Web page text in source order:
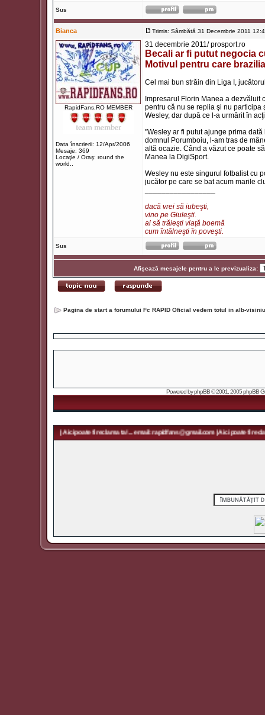
Sus
Bianca Trimis: Sâmbătă 31 Decembrie 2011
RapidFans.RO MEMBER
Data înscrierii: 12/Apr/2006
Mesaje: 369
Locaţie / Oraş: round the
world..
31 decembrie 2011/ prosport.ro
Becali ar fi putut negocia
Motivul pentru care
Cel mai bun străin din Liga I,
Impresarul Florin Manea a dezvăluit
pentru că nu se replia şi nu participa
Wesley, dar după ce l-a urmărit în
"Wesley ar fi putut ajunge prima
domnul Porumboiu, l-am tras de
altă ocazie. Când a văzut ce poate
Manea la DigiSport.
Wesley nu este singurul fotbalist cu
jucător pe care se bat acum marile
dacă vrei să iubeşti,
vino pe Giuleşti.
ai să trăieşti viaţă boemă
cum întâlneşti în poveşti.
Sus
Afişează mesajele pentru a le previzualiza:
Pagina de start a forumului Fc RAPID Oficial vedem totul in alb-
Powered byphpBB© 2001, 2005 phpBB
| Aici poate fi reclama ta! ... email: rapidfans@gmail.com | Aici poate fi reclama ta!